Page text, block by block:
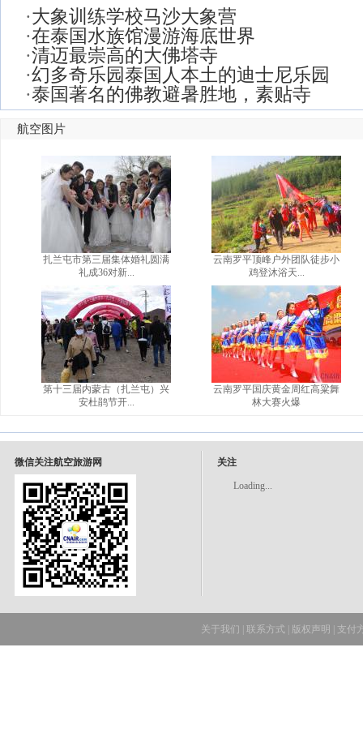
·大象训练学校马沙大象营
·在泰国水族馆漫游海底世界
·清迈最崇高的大佛塔寺
·幻多奇乐园泰国人本土的迪士尼乐园
·泰国著名的佛教避暑胜地，素贴寺
航空图片
扎兰屯市第三届集体婚礼圆满
礼成36对新...
第十三届内蒙古（扎兰屯）兴
安杜鹃节开...
云南罗平顶峰户外团队徒步小
鸡登沐浴天...
云南罗平国庆黄金周红高粱舞
林大赛火爆
微信关注航空旅游网 关注
Loading...
关于我们 联系方式 版权声明 支付